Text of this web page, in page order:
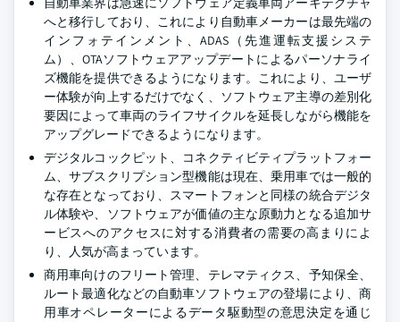
へと移行しており、これにより自動車メーカーは最先端の
インフォテインメント、ADAS（先進運転支援システ
ム）、OTAソフトウェアアップデートによるパーソナライ
ズ機能を提供できるようになります。これにより、ユーザ
ー体験が向上するだけでなく、ソフトウェア主導の差別化
要因によって車両のライフサイクルを延長しながら機能を
アップグレードできるようになります。
デジタルコックピット、コネクティビティプラットフォー
ム、サブスクリプション型機能は現在、乗用車では一般的
な存在となっており、スマートフォンと同様の統合デジタ
ル体験や、ソフトウェアが価値の主な原動力となる追加サ
ービスへのアクセスに対する消費者の需要の高まりによ
り、人気が高まっています。
商用車向けのフリート管理、テレマティクス、予知保全、
ルート最適化などの自動車ソフトウェアの登場により、商
用車オペレーターによるデータ駆動型の意思決定を通じ